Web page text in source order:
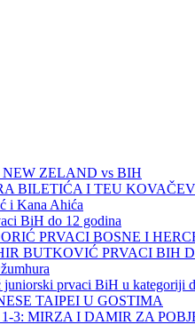
ZELAND vs BIH
BILETIĆA I TEU
i Kana Ahića
BiH do 12 godina
PRVACI BOSNE I
BUTKOVIĆ PRVACI BIH
prvaci BiH u kategoriji
TAIPEI U GOSTIMA
3: MIRZA I DAMIR ZA